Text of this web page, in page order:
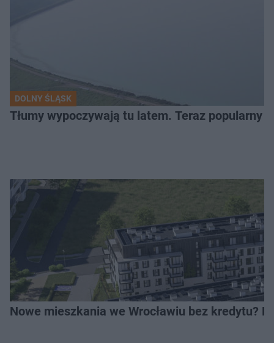
DOLNY ŚLĄSK
Tłumy wypoczywają tu latem. Teraz popularny
Nowe mieszkania we Wrocławiu bez kredytu?